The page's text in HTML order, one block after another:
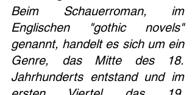
Beim Schauerroman, im
Englischen "gothic novels"
genannt, handelt es sich um ein
Genre, das Mitte des 18.
Jahrhunderts entstand und im